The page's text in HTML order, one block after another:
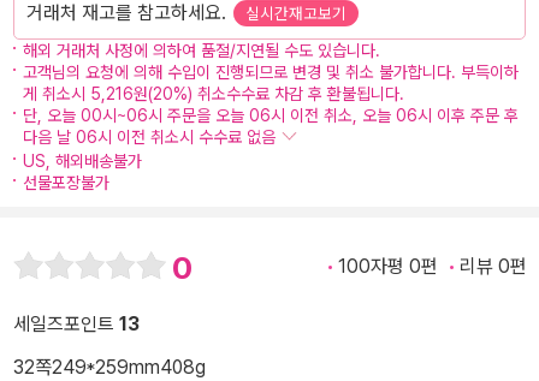
거래처 재고를 참고하세요.
실시간재고보기
해외 거래처 사정에 의하여 품절/지연될 수도 있습니다.
고객님의 요청에 의해 수입이 진행되므로 변경 및 취소 불가합니다. 부득이하
게 취소시 5,216원(20%) 취소수수료 차감 후 환불됩니다.
단, 오늘 00시~06시 주문을 오늘 06시 이전 취소, 오늘 06시 이후 주문 후
다음 날 06시 이전 취소시 수수료 없음
US, 해외배송불가
선물포장불가
0 100자평 0편 리뷰 0편
세일즈포인트 13
32쪽249*259mm408g